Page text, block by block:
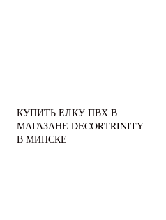
КУПИТЬ ЕЛКУ ПВХ В
МАГАЗАНЕ DECORTRINITY
В МИНСКЕ